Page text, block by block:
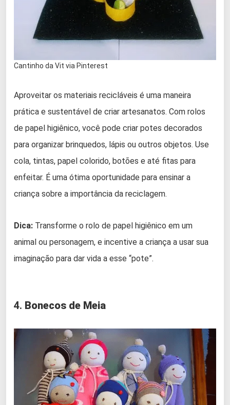
Cantinho da Vit via Pinterest
Aproveitar os materiais recicláveis é uma maneira
prática e sustentável de criar artesanatos. Com rolos
de papel higiênico, você pode criar potes decorados
para organizar brinquedos, lápis ou outros objetos. Use
cola, tintas, papel colorido, botões e até fitas para
enfeitar. É uma ótima oportunidade para ensinar a
criança sobre a importância da reciclagem.
Dica: Transforme o rolo de papel higiênico em um
animal ou personagem, e incentive a criança a usar sua
imaginação para dar vida a esse “pote”.
4. Bonecos de Meia